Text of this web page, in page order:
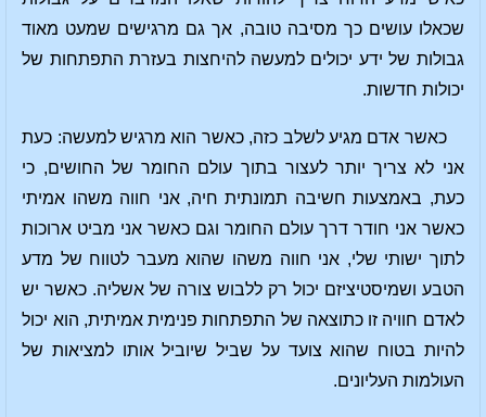
שכאלו עושים כך מסיבה טובה, אך גם מרגישים שמעט מאוד
גבולות של ידע יכולים למעשה להיחצות בעזרת התפתחות של
יכולות חדשות.
כאשר אדם מגיע לשלב כזה, כאשר הוא מרגיש למעשה: כעת
אני לא צריך יותר לעצור בתוך עולם החומר של החושים, כי
כעת, באמצעות חשיבה תמונתית חיה, אני חווה משהו אמיתי
כאשר אני חודר דרך עולם החומר וגם כאשר אני מביט ארוכות
לתוך ישותי שלי, אני חווה משהו שהוא מעבר לטווח של מדע
הטבע ושמיסטיציזם יכול רק ללבוש צורה של אשליה. כאשר יש
לאדם חוויה זו כתוצאה של התפתחות פנימית אמיתית, הוא יכול
להיות בטוח שהוא צועד על שביל שיוביל אותו למציאות של
העולמות העליונים.